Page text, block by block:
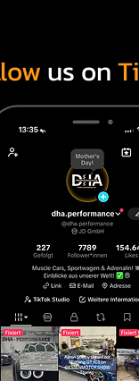
Dortmund,
bewusst für us
us on